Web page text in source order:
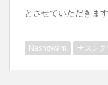
とさせていただきま
Nasngwam ナスング